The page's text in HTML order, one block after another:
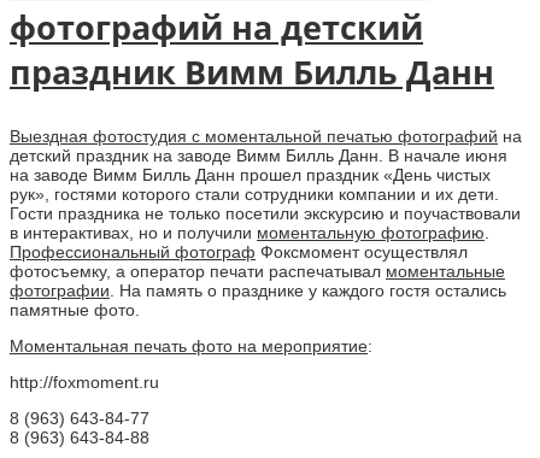
фотографий на детский
праздник Вимм Билль Данн
Выездная фотостудия с моментальной печатью фотографий на
детский праздник на заводе Вимм Билль Данн. В начале июня
на заводе Вимм Билль Данн прошел праздник «День чистых
рук», гостями которого стали сотрудники компании и их дети.
Гости праздника не только посетили экскурсию и поучаствовали
в интерактивах, но и получили моментальную фотографию
Профессиональный фотограф Фоксмомент осуществлял
фотосъемку, а оператор печати распечатывал моментальные
фотографии . На память о празднике у каждого гостя остались
памятные фото.
Моментальная печать фото на мероприятие:
http://foxmoment.ru
8 (963) 643-84-77
8 (963) 643-84-88